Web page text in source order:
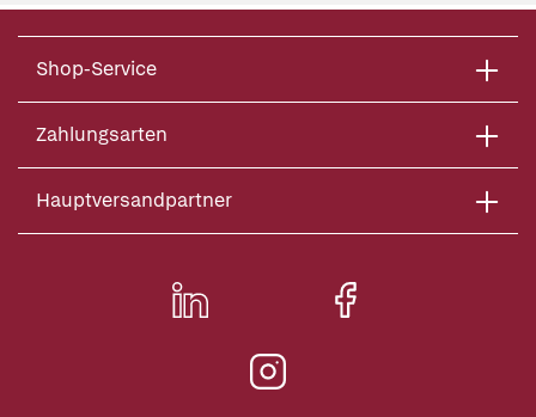
Shop-Service
Zahlungsarten
Hauptversandpartner